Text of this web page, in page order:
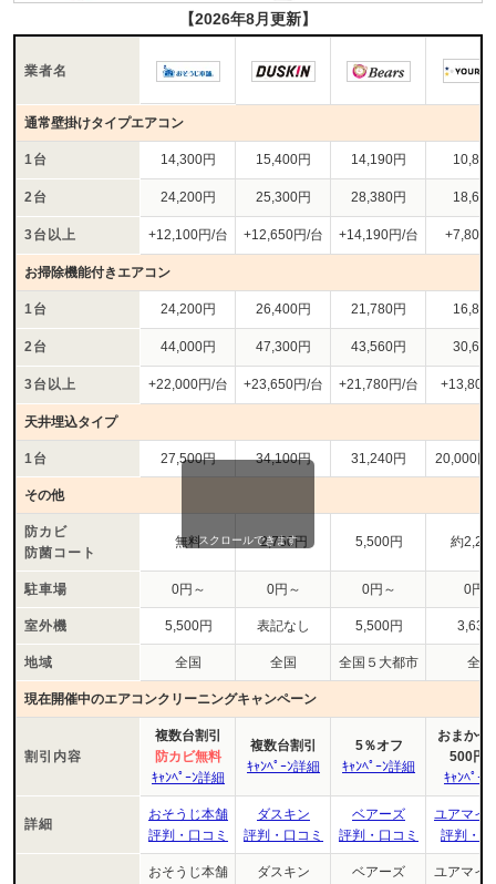
【2026年8月更新】
業者名
通常壁掛けタイプエアコン
1台 14,300円 15,400円 14,190円
2台 24,200円 25,300円 28,380円
3台以上 +12,100円/台 +12,650円/台 +14,190円/台 +7,800
お掃除機能付きエアコン
1台 24,200円 26,400円 21,780円
2台 44,000円 47,300円 43,560円
3台以上 +22,000円/台 +23,650円/台 +21,780円/台 +13,800
天井埋込タイプ
1台 27,500円 34,100円 31,240円 20,000円
その他
防カビ
防菌コート
無料 2,750円 5,500円 約
駐車場 0円～ 0円～ 0円～ 0円
室外機 5,500円 表記なし 5,500円 3,630
地域 全国 全国 全国５大都市 全国
現在開催中のエアコンクリーニングキャンペーン
割引内容
複数台割引
防カビ無料
ｷｬﾝﾍﾟｰﾝ詳細
複数台割引
ｷｬﾝﾍﾟｰﾝ詳細
5％オフ
ｷｬﾝﾍﾟｰﾝ詳細
おまかせ
500円
ｷｬﾝﾍﾟｰﾝ
詳細
おそうじ本舗
評判・口コミ
ダスキン
評判・口コミ
ベアーズ
評判・口コミ
ユアマイ
評判・
おそうじ本舗
ダスキン
ベアーズ
ユアマイ
スクロールできます